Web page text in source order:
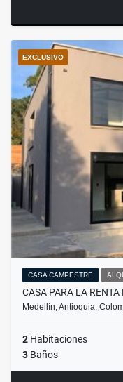
EXCLUSIVO
CASA CAMPESTRE
CASA PARA LA
Medellín, Antioquia,
2 Habitaciones
3 Baños